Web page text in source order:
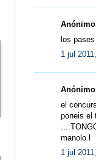
los
1 jul
el
poneis el
manolo.l
1 jul